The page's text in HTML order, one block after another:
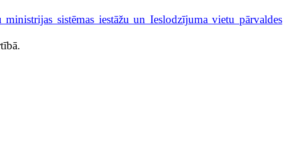
ministrijas sistēmas iestāžu un Ieslodzījuma vietu pārvaldes